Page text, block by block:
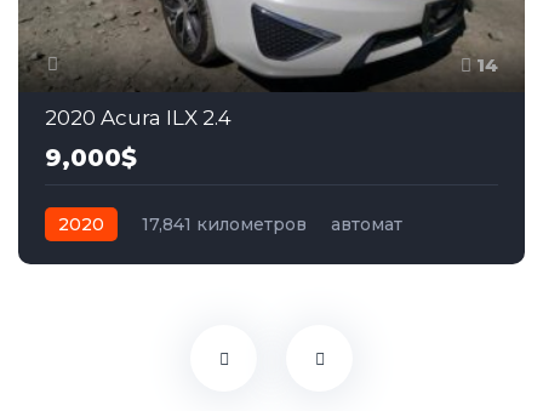
14
2020 Acura ILX 2.4
9,000$
2020 17,841 километров
автомат